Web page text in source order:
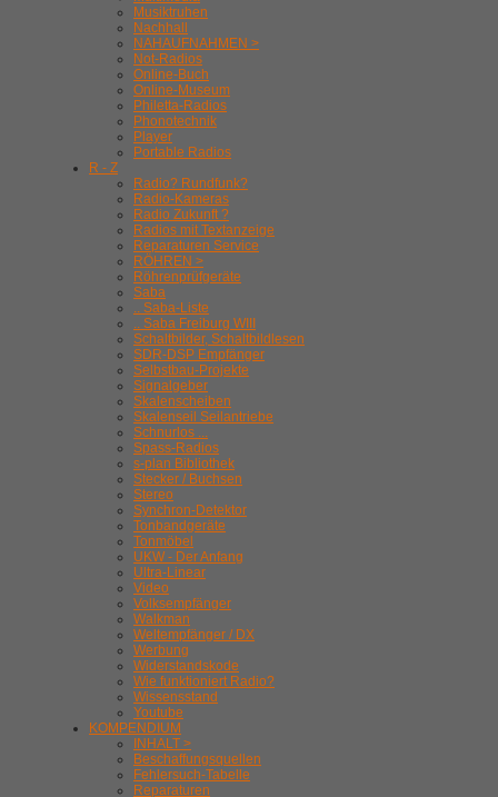
Musiktruhen
Nachhall
NAHAUFNAHMEN >
Not-Radios
Online-Buch
Online-Museum
Philetta-Radios
Phonotechnik
Player
Portable Radios
R - Z
Radio? Rundfunk?
Radio-Kameras
Radio Zukunft ?
Radios mit Textanzeige
Reparaturen Service
RÖHREN >
Röhrenprüfgeräte
Saba
.. Saba-Liste
.. Saba Freiburg WIII
Schaltbilder, Schaltbildlesen
SDR-DSP Empfänger
Selbstbau-Projekte
Signalgeber
Skalenscheiben
Skalenseil Seilantriebe
Schnurlos ...
Spass-Radios
s-plan Bibliothek
Stecker / Buchsen
Stereo
Synchron-Detektor
Tonbandgeräte
Tonmöbel
UKW - Der Anfang
Ultra-Linear
Video
Volksempfänger
Walkman
Weltempfänger / DX
Werbung
Widerstandskode
Wie funktioniert Radio?
Wissensstand
Youtube
KOMPENDIUM
INHALT >
Beschaffungsquellen
Fehlersuch-Tabelle
Reparaturen